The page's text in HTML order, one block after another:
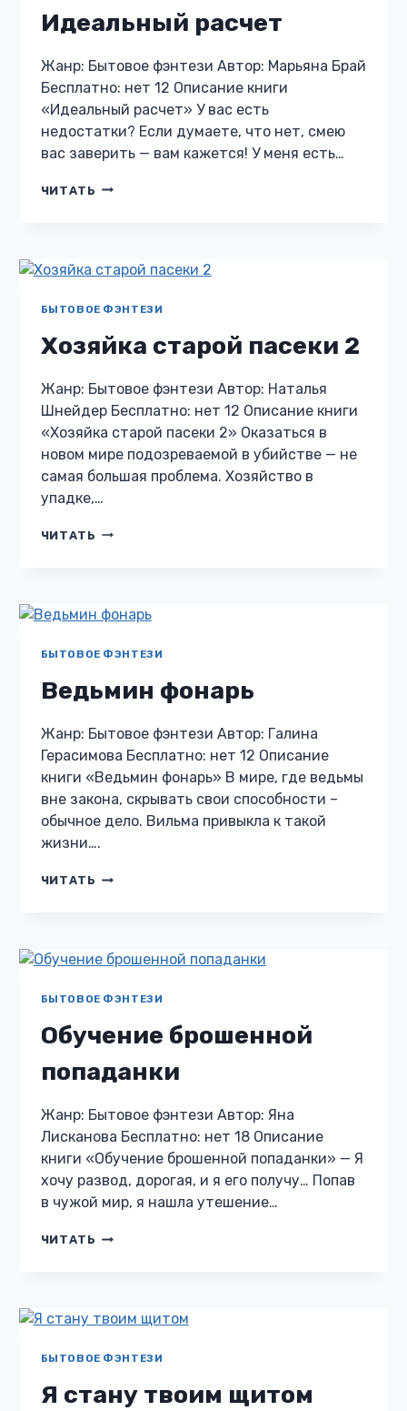
Идеальный расчет
Жанр: Бытовое фэнтези Автор: Марьяна Брай
Бесплатно: нет 12 Описание книги
«Идеальный расчет» У вас есть
недостатки? Если думаете, что нет, смею
вас заверить — вам кажется! У меня есть…
ЧИТАТЬ ИДЕАЛЬНЫЙ
БЫТОВОЕ ФЭНТЕЗИ
Хозяйка старой пасеки 2
Жанр: Бытовое фэнтези Автор: Наталья
Шнейдер Бесплатно: нет 12 Описание книги
«Хозяйка старой пасеки 2» Оказаться в
новом мире подозреваемой в убийстве — не
самая большая проблема. Хозяйство в
упадке,…
ЧИТАТЬ ХОЗЯЙКА
БЫТОВОЕ ФЭНТЕЗИ
Ведьмин фонарь
Жанр: Бытовое фэнтези Автор: Галина
Герасимова Бесплатно: нет 12 Описание
книги «Ведьмин фонарь» В мире, где ведьмы
вне закона, скрывать свои способности –
обычное дело. Вильма привыкла к такой
жизни….
ЧИТАТЬ ВЕДЬМИН
БЫТОВОЕ ФЭНТЕЗИ
Обучение брошенной
попаданки
Жанр: Бытовое фэнтези Автор: Яна
Лисканова Бесплатно: нет 18 Описание
книги «Обучение брошенной попаданки» — Я
хочу развод, дорогая, и я его получу… Попав
в чужой мир, я нашла утешение…
ЧИТАТЬ ОБУЧЕНИЕ
БЫТОВОЕ ФЭНТЕЗИ
Я стану твоим щитом